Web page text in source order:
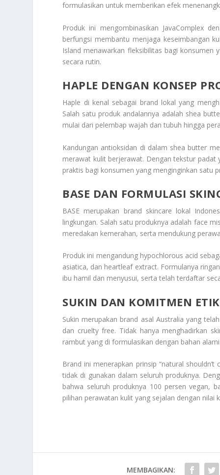
formulasikan untuk memberikan efek
Produk ini mengombinasikan JavaComplex
berfungsi membantu menjaga keseimbangan
Island menawarkan fleksibilitas bagi konsumen
secara rutin.
HAPLE DENGAN KONSEP
Haple di kenal sebagai brand lokal yang
Salah satu produk andalannya adalah shea
mulai dari pelembap wajah dan tubuh hingga
Kandungan antioksidan di dalam shea butter
merawat kulit berjerawat. Dengan tekstur padat
praktis bagi konsumen yang menginginkan satu
BASE DAN FORMULASI
BASE merupakan brand skincare lokal
lingkungan. Salah satu produknya adalah face
meredakan kemerahan, serta mendukung
Produk ini mengandung hypochlorous acid
asiatica, dan heartleaf extract. Formulanya
ibu hamil dan menyusui, serta telah terdaftar
SUKIN DAN KOMITMEN
Sukin merupakan brand asal Australia yang
dan cruelty free. Tidak hanya menghadirkan
rambut yang di formulasikan dengan bahan
Brand ini menerapkan prinsip “natural
tidak di gunakan dalam seluruh produknya.
bahwa seluruh produknya 100 persen vegan,
pilihan perawatan kulit yang sejalan dengan nilai
MEMBAGIKAN: